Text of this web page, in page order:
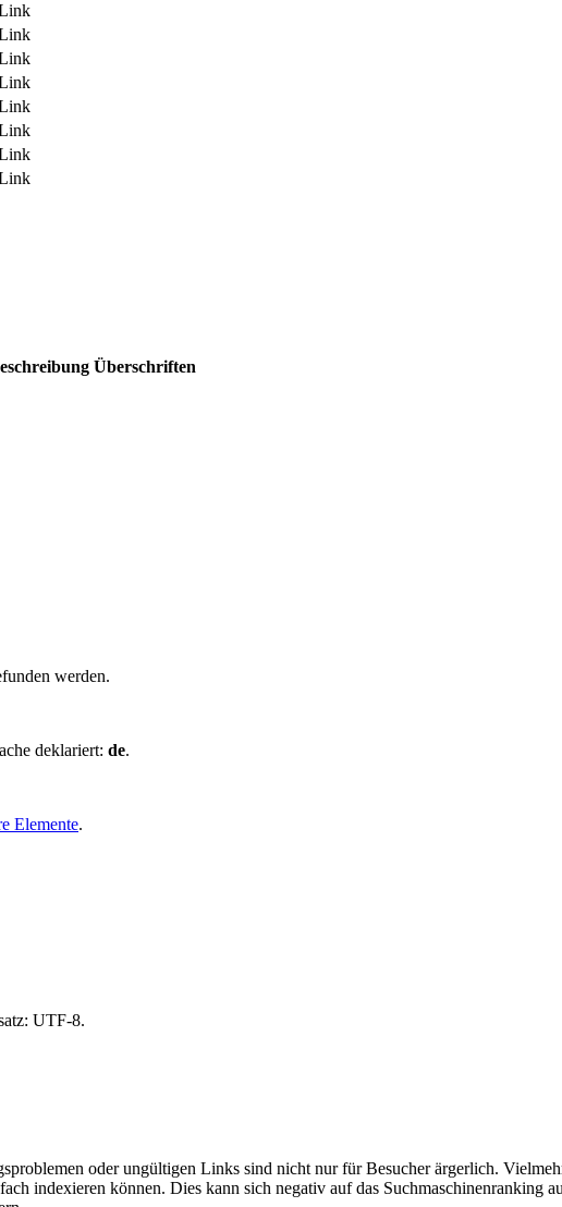
Überschriften
werden.
deklariert: de.
Elemente.
UTF-8.
oder ungültigen Links sind nicht nur für Besucher ärgerlich.
indexieren können. Dies kann sich negativ auf das